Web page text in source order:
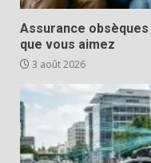
Assurance
que vous aimez
3 août 2026